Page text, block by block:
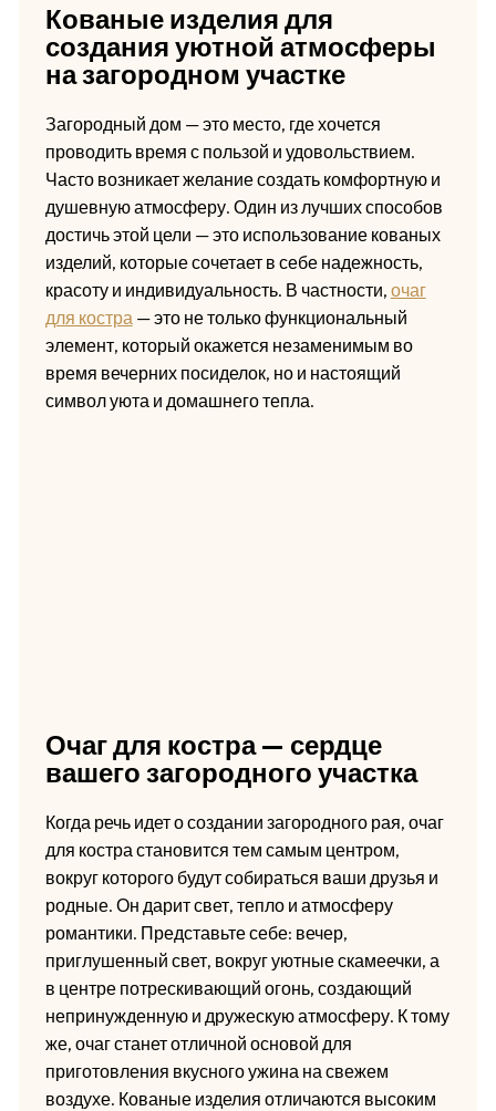
Кованые изделия для
создания уютной атмосферы
на загородном участке
Загородный дом — это место, где хочется
проводить время с пользой и удовольствием.
Часто возникает желание создать комфортную и
душевную атмосферу. Один из лучших способов
достичь этой цели — это использование кованых
изделий, которые сочетает в себе надежность,
красоту и индивидуальность. В частности, очаг
для костра — это не только функциональный
элемент, который окажется незаменимым во
время вечерних посиделок, но и настоящий
символ уюта и домашнего тепла.
Очаг для костра — сердце
вашего загородного участка
Когда речь идет о создании загородного рая, очаг
для костра становится тем самым центром,
вокруг которого будут собираться ваши друзья и
родные. Он дарит свет, тепло и атмосферу
романтики. Представьте себе: вечер,
приглушенный свет, вокруг уютные скамеечки, а
в центре потрескивающий огонь, создающий
непринужденную и дружескую атмосферу. К тому
же, очаг станет отличной основой для
приготовления вкусного ужина на свежем
воздухе. Кованые изделия отличаются высоким